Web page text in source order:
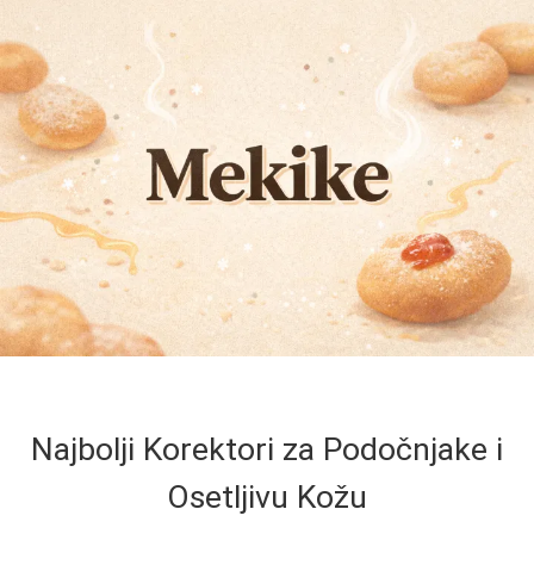
Najbolji Korektori za Podočnjake i
Osetljivu Kožu